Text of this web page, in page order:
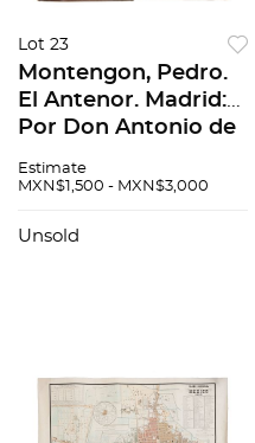
Lot 23
Montengon, Pedro.
El Antenor. Madrid:
Por Don Antonio de
I - II. Pzs 2
Estimate
MXN$1,500 - MXN$3,000
Unsold